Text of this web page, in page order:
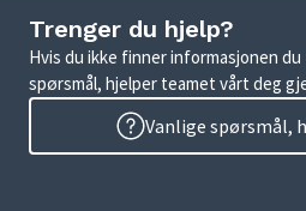
Trenger du hjelp?
Hvis du ikke finner informasjonen
spørsmål, hjelper teamet vårt deg
Vanlige spørsmål,